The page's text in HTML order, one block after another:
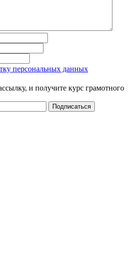
персональных данных
и получите курс грамотного